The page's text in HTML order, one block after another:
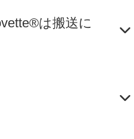
は搬送に